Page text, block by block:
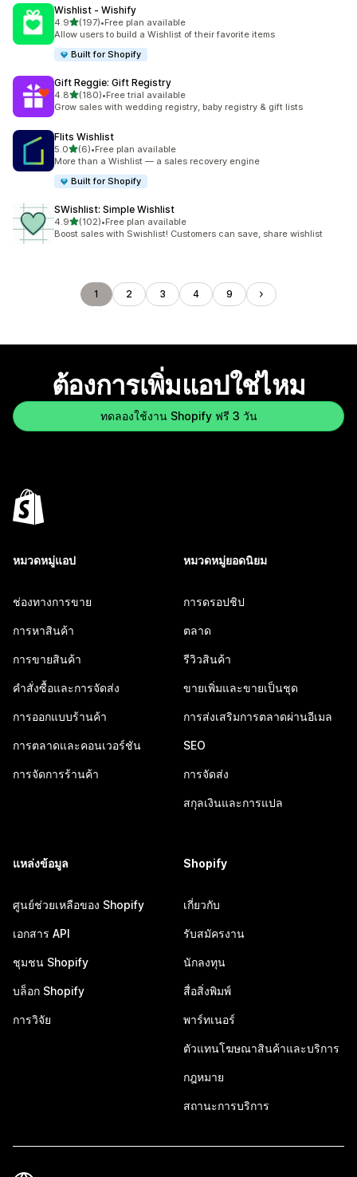
Wishlist ‑ Wishify
4.9เต็ม 5 ดาว
(197)
ทั้งหมด 197 รีวิว
•Free plan available
Allow users to build a Wishlist of their favorite items
Built for Shopify
Gift Reggie: Gift Registry
4.8เต็ม 5 ดาว
(180)
ทั้งหมด 180 รีวิว
•Free trial available
Grow sales with wedding registry, baby registry & gift lists
Flits Wishlist
5.0เต็ม 5 ดาว
(6)
ทั้งหมด 6 รีวิว
•Free plan available
More than a Wishlist — a sales recovery engine
Built for Shopify
SWishlist: Simple Wishlist
4.9เต็ม 5 ดาว
(102)
ทั้งหมด 102 รีวิว
•Free plan available
Boost sales with Swishlist! Customers can save, share wishlist
1 2 3 4 9
ต้องการเพิ่มแอปใช่ไหม
ทดลองใช้งาน Shopify ฟรี 3 วัน
หมวดหมู่แอป
ช่องทางการขาย
การหาสินค้า
การขายสินค้า
คำสั่งซื้อและการจัดส่ง
การออกแบบร้านค้า
การตลาดและคอนเวอร์ชัน
การจัดการร้านค้า
หมวดหมู่ยอดนิยม
การดรอปชิป
ตลาด
รีวิวสินค้า
ขายเพิ่มและขายเป็นชุด
การส่งเสริมการตลาดผ่านอีเมล
SEO
การจัดส่ง
สกุลเงินและการแปล
แหล่งข้อมูล
ศูนย์ช่วยเหลือของ Shopify
เอกสาร API
ชุมชน Shopify
บล็อก Shopify
การวิจัย
Shopify
เกี่ยวกับ
รับสมัครงาน
นักลงทุน
สื่อสิ่งพิมพ์
พาร์ทเนอร์
ตัวแทนโฆษณาสินค้าและบริการ
กฎหมาย
สถานะการบริการ